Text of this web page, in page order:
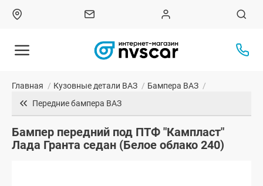
Главная / Кузовные детали ВАЗ / Бампера ВАЗ /
Передние бампера ВАЗ
Бампер передний под ПТФ "Кампласт"
Лада Гранта седан (Белое облако 240)